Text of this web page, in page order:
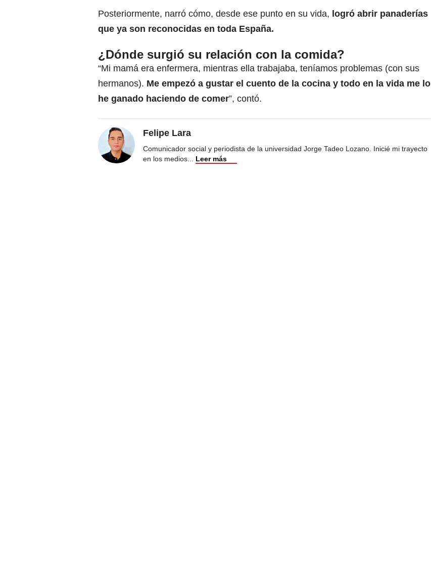
Posteriormente, narró cómo, desde ese punto en su vida, logró abrir panaderías
que ya son reconocidas en toda España.
¿Dónde surgió su relación con la comida?
“Mi mamá era enfermera, mientras ella trabajaba, teníamos problemas (con sus
hermanos). Me empezó a gustar el cuento de la cocina y todo en la vida me lo
he ganado haciendo de comer”, contó.
Felipe Lara
Comunicador social y periodista de la universidad Jorge Tadeo Lozano. Inicié mi trayecto
en los medios... Leer más